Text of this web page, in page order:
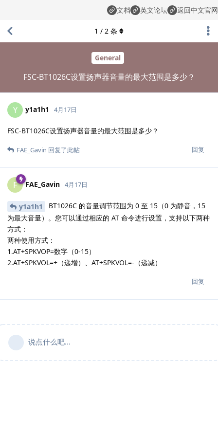
文档 英文论坛 返回中文官网
General
FSC-BT1026C设置扬声器音量的最大范围是多少？
1 / 2 条
Y y1a1h1 4月17日
FSC-BT1026C设置扬声器音量的最大范围是多少？
回复
FAE_Gavin 回复了此帖
F FAE_Gavin 4月17日
y1a1h1
BT1026C 的音量调节范围为 0 至 15（0 为静音，15
为最大音量）。您可以通过相应的 AT 命令进行设置，支持以下两种
方式：
两种使用方式：
1.AT+SPKVOP=数字（0-15）
2.AT+SPKVOL=+（递增）、AT+SPKVOL=-（递减）
回复
说点什么吧...